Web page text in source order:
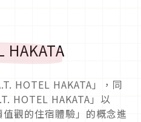
HAKATA
HOTEL HAKATA」，同
HOTEL HAKATA」以
值觀的住宿體驗」的概念進